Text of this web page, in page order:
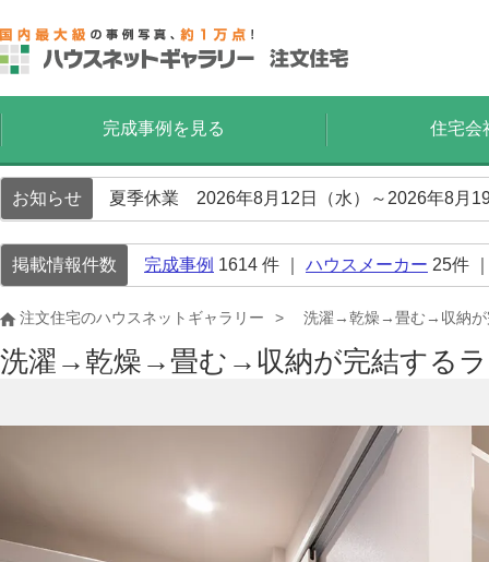
完成事例を見る 住宅会
お知らせ 夏季休業 2026年8月12日（水）～2026年8月
掲載情報件数 完成事例 1614 件 ｜ ハウスメーカー 25件
注文住宅のハウスネットギャラリー 洗濯→乾燥→畳む→収納が
洗濯→乾燥→畳む→収納が完結する